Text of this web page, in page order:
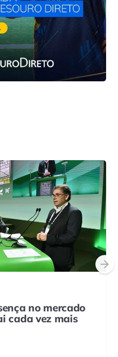
no mercado
cada vez mais